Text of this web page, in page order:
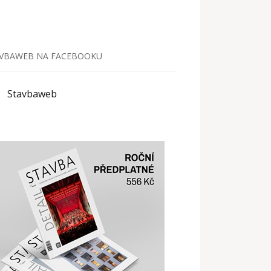
NA FACEBOOKU
Stavbaweb